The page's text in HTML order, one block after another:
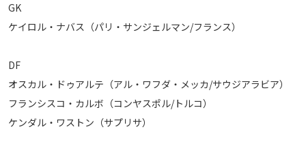
GK
ケイロル・ナバス（パリ・サンジェルマン/フランス）
DF
オスカル・ドゥアルテ（アル・ワフダ・メッカ/サウジアラビア）
フランシスコ・カルボ（コンヤスポル/トルコ）
ケンダル・ワストン（サプリサ）